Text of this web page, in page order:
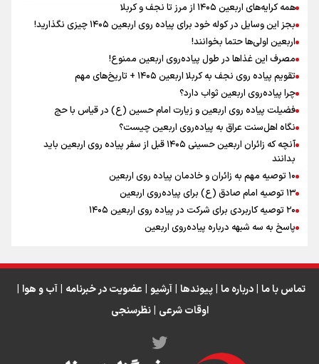
نگاه تمدنی رهبر شهید به فضای مجازی
رابطه کارگر و کارفرما در اندیشه رهبر شهید: از تضاد به
زوجیت
اینفو برنا / توصیه‌هایی طلایی برای پیاده روی اربعین
اینفو برنا / جدول کامل فاصله مرز شلمچه تا شهرهای زیارتی
عراق
همه کرایه‌های اربعین ۱۴۰۵ از مرز تا نجف و کربلا
بجز این وسایل در کوله خود برای پیاده روی اربعین ۱۴۰۵ چیزی نگذارید!
اربعین اولی‌ها حتما بخوانند!
مصرف این غذاها در طول پیاده‌روی اربعین ممنوع!
تقویم پیاده روی نجف به کربلا اربعین ۱۴۰۵ + تاریخ‌های مهم
چرا پیاده‌روی اربعین ثواب دارد؟
فضیلت پیاده روی اربعین و زیارت امام حسین (ع) در قیاس با حج
نگاه اهل‌سنت عراق به پیاده‌روی اربعین چیست؟
آنچه که زائران اربعین حسینی ۱۴۰۵ قبل از سفر پیاده روی اربعین باید
بدانند
۱۰ توصیه مهم به زائران و خادمان پیاده روی اربعین
۱۳ توصیه امام صادق (ع) برای پیاده‌روی اربعین
۲۰ توصیه کاربردی برای شرکت در پیاده روی اربعین ۱۴۰۵
پاسخ به سه‌ شبهه درباره پیاده‌روی اربعین
تماس با ما | درباره ما | پیوندها | آرشیو | عضویت در خبرنامه | آب و هوا |
اوقات شرعی | نظرسنجی